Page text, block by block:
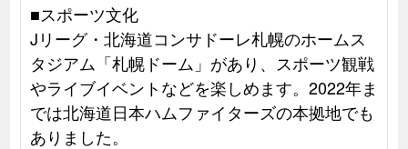
■スポーツ文化
Jリーグ・北海道コンサドーレ札幌のホームス
タジアム「札幌ドーム」があり、スポーツ観戦
やライブイベントなどを楽しめます。2022年ま
では北海道日本ハムファイターズの本拠地でも
ありました。